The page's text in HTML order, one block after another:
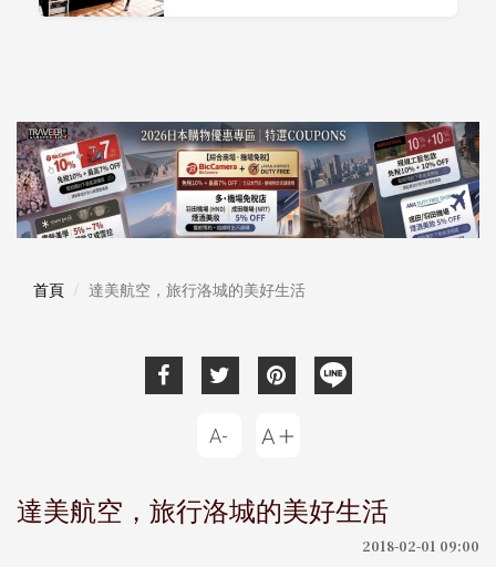
首頁 達美航空，旅行洛城的美好生活
達美航空，旅行洛城的美好生活
2018-02-01 09:00